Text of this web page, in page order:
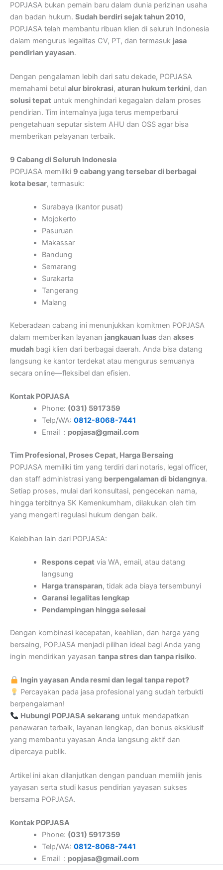
POPJASA bukan pemain baru dalam dunia perizinan usaha
dan badan hukum. Sudah berdiri sejak tahun 2010,
POPJASA telah membantu ribuan klien di seluruh Indonesia
dalam mengurus legalitas CV, PT, dan termasuk jasa
pendirian yayasan.
Dengan pengalaman lebih dari satu dekade, POPJASA
memahami betul alur birokrasi, aturan hukum terkini, dan
solusi tepat untuk menghindari kegagalan dalam proses
pendirian. Tim internalnya juga terus memperbarui
pengetahuan seputar sistem AHU dan OSS agar bisa
memberikan pelayanan terbaik.
9 Cabang di Seluruh Indonesia
POPJASA memiliki 9 cabang yang tersebar di berbagai
kota besar, termasuk:
Surabaya (kantor pusat)
Mojokerto
Pasuruan
Makassar
Bandung
Semarang
Surakarta
Tangerang
Malang
Keberadaan cabang ini menunjukkan komitmen POPJASA
dalam memberikan layanan jangkauan luas dan akses
mudah bagi klien dari berbagai daerah. Anda bisa datang
langsung ke kantor terdekat atau mengurus semuanya
secara online—fleksibel dan efisien.
Kontak POPJASA
Phone: (031) 5917359
Telp/WA: 0812-8068-7441
Email : popjasa@gmail.com
Tim Profesional, Proses Cepat, Harga Bersaing
POPJASA memiliki tim yang terdiri dari notaris, legal officer,
dan staff administrasi yang berpengalaman di bidangnya.
Setiap proses, mulai dari konsultasi, pengecekan nama,
hingga terbitnya SK Kemenkumham, dilakukan oleh tim
yang mengerti regulasi hukum dengan baik.
Kelebihan lain dari POPJASA:
Respons cepat via WA, email, atau datang
langsung
Harga transparan, tidak ada biaya tersembunyi
Garansi legalitas lengkap
Pendampingan hingga selesai
Dengan kombinasi kecepatan, keahlian, dan harga yang
bersaing, POPJASA menjadi pilihan ideal bagi Anda yang
ingin mendirikan yayasan tanpa stres dan tanpa risiko.
Ingin yayasan Anda resmi dan legal tanpa repot?
Percayakan pada jasa profesional yang sudah terbukti
berpengalaman!
Hubungi POPJASA sekaranguntuk mendapatkan
penawaran terbaik, layanan lengkap, dan bonus eksklusif
yang membantu yayasan Anda langsung aktif dan
dipercaya publik.
Artikel ini akan dilanjutkan dengan panduan memilih jenis
yayasan serta studi kasus pendirian yayasan sukses
bersama POPJASA.
Kontak POPJASA
Phone: (031) 5917359
Telp/WA: 0812-8068-7441
Email : popjasa@gmail.com